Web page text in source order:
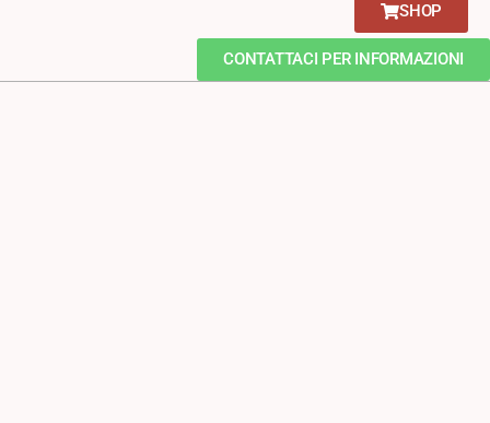
SHOP
CONTATTACI PER INFORMAZIONI